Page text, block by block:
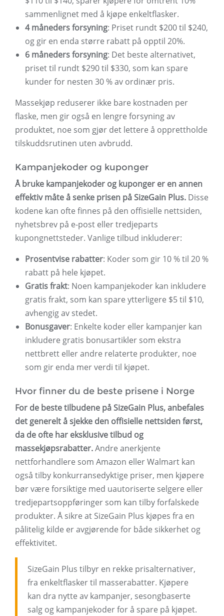
sammenlignet med å kjøpe enkeltflasker.
4 måneders forsyning: Priset rundt $200 til $240,
og gir en enda større rabatt på opptil 20%.
6 måneders forsyning: Det beste alternativet,
priset til rundt $290 til $330, som kan spare
kunder for nesten 30 % av ordinær pris.
Massekjøp reduserer ikke bare kostnaden per
flaske, men gir også en lengre forsyning av
produktet, noe som gjør det lettere å opprettholde
tilskuddsrutinen uten avbrudd.
Kampanjekoder og kuponger
Å bruke kampanjekoder og kuponger er en annen
effektiv måte å senke prisen på SizeGain Plus. Disse
kodene kan ofte finnes på den offisielle nettsiden,
nyhetsbrev på e-post eller tredjeparts
kupongnettsteder. Vanlige tilbud inkluderer:
Prosentvise rabatter: Koder som gir 10 % til 20 %
rabatt på hele kjøpet.
Gratis frakt: Noen kampanjekoder kan inkludere
gratis frakt, som kan spare ytterligere $5 til $10,
avhengig av stedet.
Bonusgaver: Enkelte koder eller kampanjer kan
inkludere gratis bonusartikler som ekstra
nettbrett eller andre relaterte produkter, noe
som gir enda mer verdi til kjøpet.
Hvor finner du de beste prisene i Norge
For de beste tilbudene på SizeGain Plus, anbefales
det generelt å sjekke den offisielle nettsiden først,
da de ofte har eksklusive tilbud og
massekjøpsrabatter.Andre anerkjente
nettforhandlere som Amazon eller Walmart kan
også tilby konkurransedyktige priser, men kjøpere
bør være forsiktige med uautoriserte selgere eller
tredjepartsoppføringer som kan tilby forfalskede
produkter. Å sikre at SizeGain Plus kjøpes fra en
pålitelig kilde er avgjørende for både sikkerhet og
effektivitet.
SizeGain Plus tilbyr en rekke prisalternativer,
fra enkeltflasker til masserabatter. Kjøpere
kan dra nytte av kampanjer, sesongbaserte
salg og kampanjekoder for å spare på kjøpet.